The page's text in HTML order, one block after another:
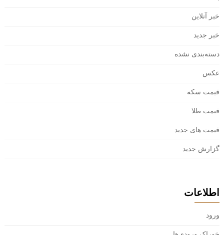
خبر آنلاین
خبر جدید
دسته‌بندی نشده
عکس
قیمت سکه
قیمت طلا
قیمت های جدید
گزارش جدید
اطلاعات
ورود